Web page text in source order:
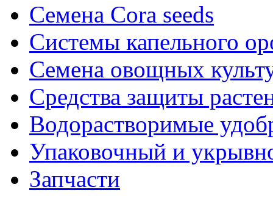
Семена Cora seeds
Системы капельного
Семена овощных
Средства защиты
Водорастворимые
Упаковочный и
Запчасти